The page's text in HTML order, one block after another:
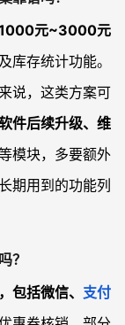
元~3000元
库存统计功能。
说，这类方案可
件后续升级、维
模块，多要额外
期用到的功能列
？
包括微信、 支付